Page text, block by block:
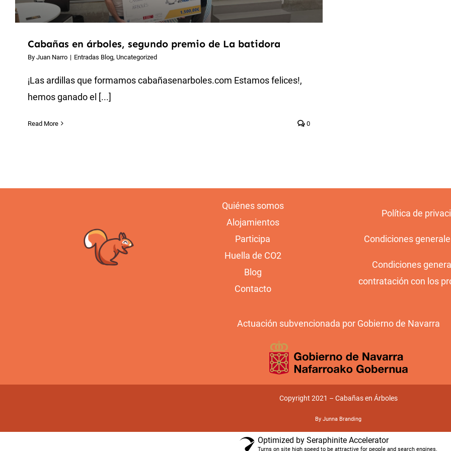
Cabañas en árboles, segundo premio de La batidora
By Juan Narro | Entradas Blog, Uncategorized
¡Las ardillas que formamos cabañasenarboles.com Estamos felices!,
hemos ganado el [...]
Read More 0
Quiénes somos
Alojamientos
Participa
Huella de CO2
Blog
Contacto
Política de
Condiciones
Condiciones
contratación con los
Actuación subvencionada por Gobierno de Navarra
Copyright 2021 – Cabañas en Árboles
By Junna Branding
Optimized by Seraphinite Accelerator
Turns on site high speed to be attractive for people and search engines.